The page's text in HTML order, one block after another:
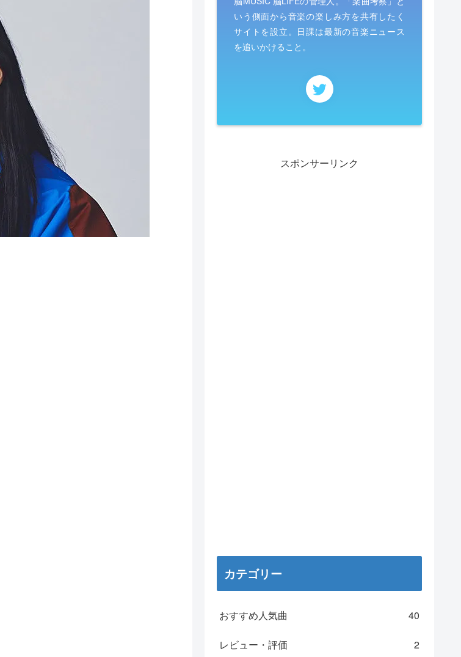
いう側面から音楽の楽しみ方を共有したく
サイトを設立。日課は最新の音楽ニュース
を追いかけること。
スポンサーリンク
カテゴリー
おすすめ人気曲 40
レビュー・評価 2